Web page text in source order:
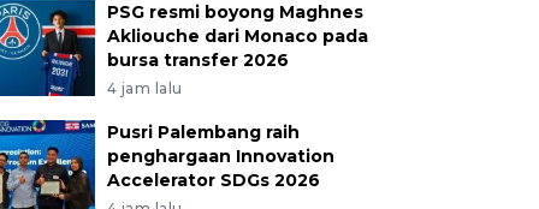
PSG resmi boyong Maghnes
Akliouche dari Monaco pada
bursa transfer 2026
4 jam lalu
Pusri Palembang raih
penghargaan Innovation
Accelerator SDGs 2026